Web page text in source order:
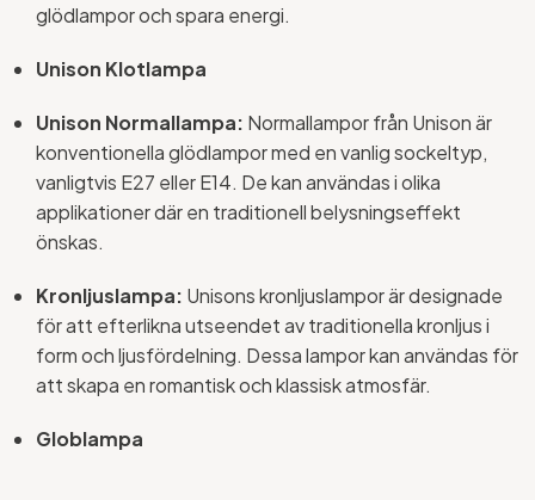
glödlampor och spara energi.
Unison Klotlampa
Unison Normallampa: Normallampor från Unison är
konventionella glödlampor med en vanlig sockeltyp,
vanligtvis E27 eller E14. De kan användas i olika
applikationer där en traditionell belysningseffekt
önskas.
Kronljuslampa: Unisons kronljuslampor är designade
för att efterlikna utseendet av traditionella kronljus i
form och ljusfördelning. Dessa lampor kan användas för
att skapa en romantisk och klassisk atmosfär.
Globlampa